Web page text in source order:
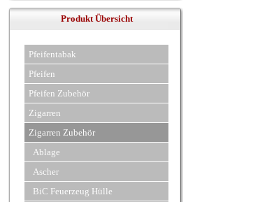
Produkt Übersicht
Pfeifentabak
Pfeifen
Pfeifen Zubehör
Zigarren
Zigarren Zubehör
Ablage
Ascher
BiC Feuerzeug Hülle